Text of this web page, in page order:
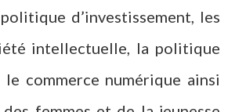
d’investissement, les
intellectuelle, la politique
le commerce numérique ainsi